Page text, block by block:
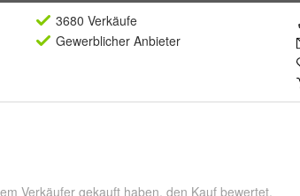
3680 Verkäufe
Gewerblicher Anbieter
Verkäufer gekauft haben, den Kauf bewertet.